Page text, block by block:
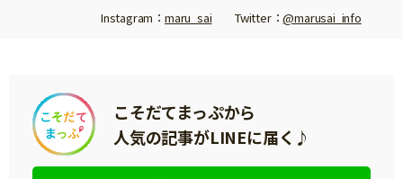
Instagram： maru_sai Twitter：@marusai_info
こそだてまっぷから
人気の記事がLINEに届く♪